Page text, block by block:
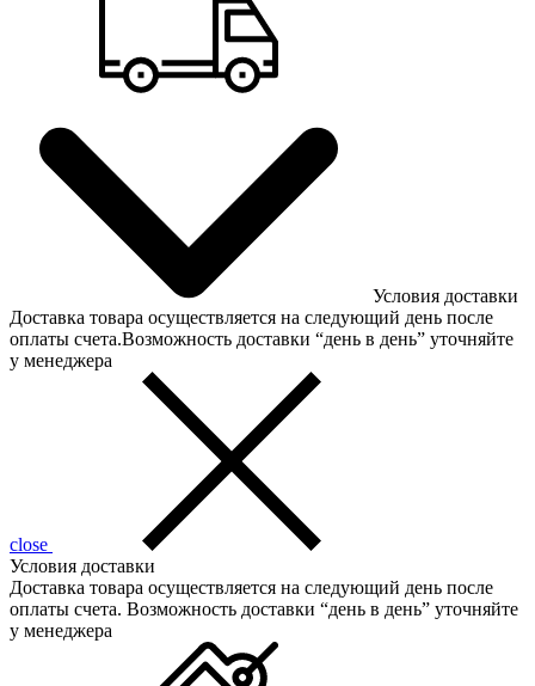
Условия доставки
Доставка товара осуществляется на следующий день после
оплаты счета.Возможность доставки “день в день” уточняйте
у менеджера
close
Условия доставки
Доставка товара осуществляется на следующий день после
оплаты счета. Возможность доставки “день в день” уточняйте
у менеджера